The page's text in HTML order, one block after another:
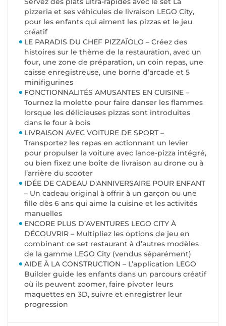
pizzeria et ses véhicules de livraison LEGO City,
pour les enfants qui aiment les pizzas et le jeu
créatif
LE PARADIS DU CHEF PIZZAÏOLO – Créez des
histoires sur le thème de la restauration, avec un
four, une zone de préparation, un coin repas, une
caisse enregistreuse, une borne d’arcade et 5
minifigurines
FONCTIONNALITÉS AMUSANTES EN CUISINE –
Tournez la molette pour faire danser les flammes
lorsque les délicieuses pizzas sont introduites
dans le four à bois
LIVRAISON AVEC VOITURE DE SPORT –
Transportez les repas en actionnant un levier
pour propulser la voiture avec lance-pizza intégré,
ou bien fixez une boîte de livraison au drone ou à
l’arrière du scooter
IDÉE DE CADEAU D'ANNIVERSAIRE POUR ENFANT
– Un cadeau original à offrir à un garçon ou une
fille dès 6 ans qui aime la cuisine et les activités
manuelles
ENCORE PLUS D’AVENTURES LEGO CITY À
DÉCOUVRIR – Multipliez les options de jeu en
combinant ce set restaurant à d’autres modèles
de la gamme LEGO City (vendus séparément)
AIDE À LA CONSTRUCTION – L’application LEGO
Builder guide les enfants dans un parcours créatif
où ils peuvent zoomer, faire pivoter leurs
maquettes en 3D, suivre et enregistrer leur
progression